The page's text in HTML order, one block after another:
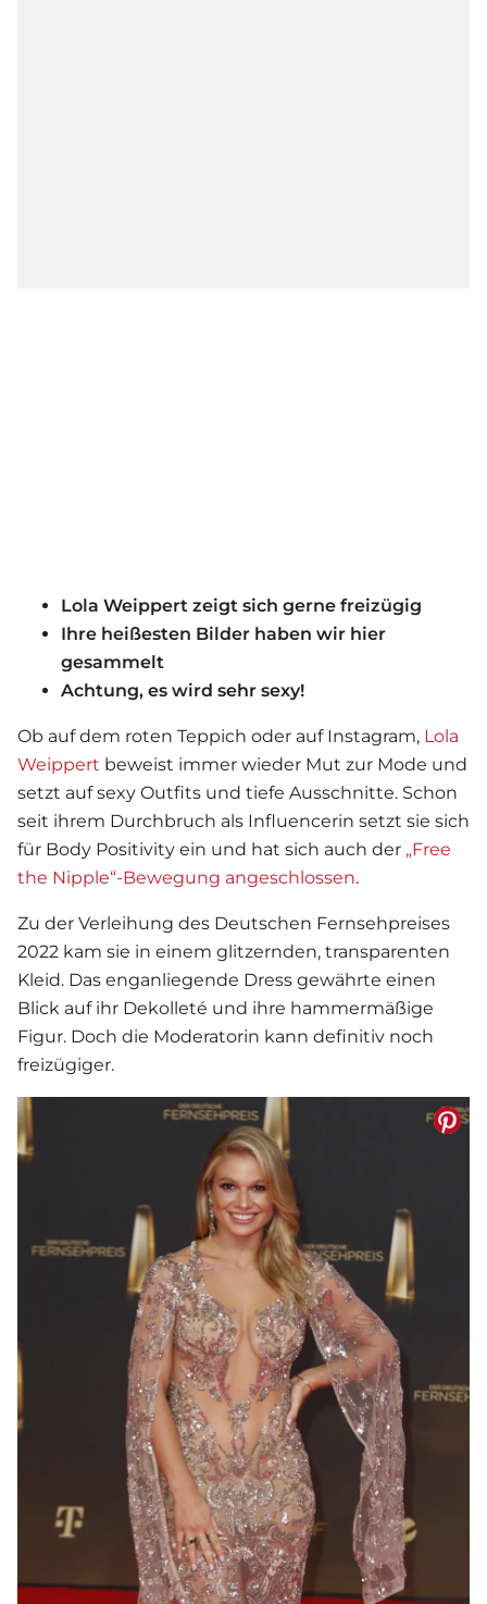
Lola Weippert zeigt sich gerne freizügig
Ihre heißesten Bilder haben wir hier
gesammelt
Achtung, es wird sehr sexy!
Ob auf dem roten Teppich oder auf Instagram, Lola
Weippert beweist immer wieder Mut zur Mode und
setzt auf sexy Outfits und tiefe Ausschnitte. Schon
seit ihrem Durchbruch als Influencerin setzt sie sich
für Body Positivity ein und hat sich auch der „Free
the Nipple“-Bewegung angeschlossen.
Zu der Verleihung des Deutschen Fernsehpreises
2022 kam sie in einem glitzernden, transparenten
Kleid. Das enganliegende Dress gewährte einen
Blick auf ihr Dekolleté und ihre hammermäßige
Figur. Doch die Moderatorin kann definitiv noch
freizügiger.